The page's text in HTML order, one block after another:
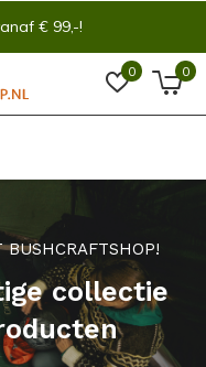
0 0
€ 99,-!
collectie